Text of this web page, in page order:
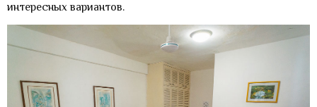
интересных вариантов.